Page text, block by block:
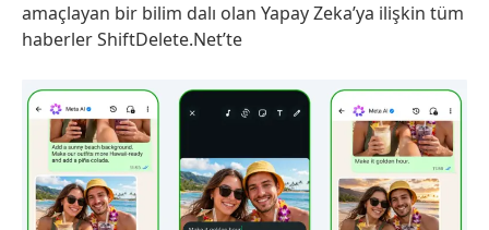
amaçlayan bir bilim dalı olan Yapay Zeka’ya ilişkin tüm
haberler ShiftDelete.Net’te